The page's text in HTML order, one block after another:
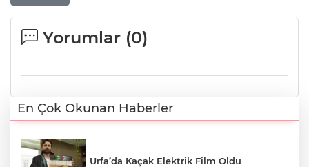
Yorumlar (0)
En Çok Okunan Haberler
Urfa’da Kaçak Elektrik Film Oldu